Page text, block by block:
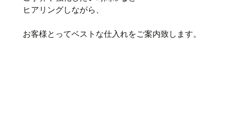
ヒアリングしながら、
お客様とってベストな仕入れをご案内致します。